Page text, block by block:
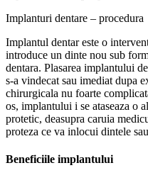
Implanturi dentare – procedura
Implantul dentar este o
introduce un dinte nou sub
dentara. Plasarea implantului
s-a vindecat sau imediat dupa
chirurgicala nu foarte
os, implantului i se ataseaza o
protetic, deasupra caruia
proteza ce va inlocui dintele
Beneficiile implantului